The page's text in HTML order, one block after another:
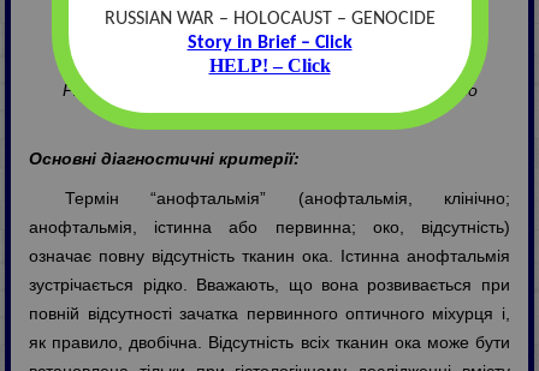
Любов Степанівна Євтушок
Зав. медико-генетичною консультацією
Рівненського клінічного лікувально-діагностичного
центру
Основні діагностичні критерії:
Термін “анофтальмія” (анофтальмія, клінічно;
анофтальмія, істинна або первинна; око, відсутність)
означає повну відсутність тканин ока. Істинна анофтальмія
зустрічається рідко. Вважають, що вона розвивається при
повній відсутності зачатка первинного оптичного міхурця і,
як правило, двобічна. Відсутність всіх тканин ока може бути
RUSSIAN WAR – HOLOCAUST – GENOCIDE
Story in Brief – Click
HELP! – Click